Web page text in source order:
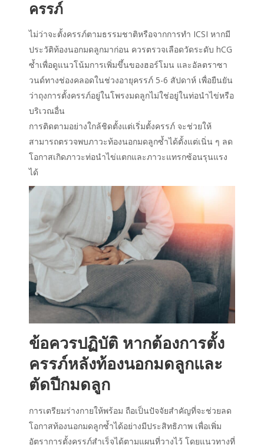
ครรภ์
ไม่ว่าจะตั้งครรภ์ตามธรรมชาติหรือจากการทำ ICSI หากมี
ประวัติท้องนอกมดลูกมาก่อน ควรตรวจเลือดวัดระดับ hCG
ซ้ำเพื่อดูแนวโน้มการเพิ่มขึ้นของฮอร์โมน และอัลตราซา
วนด์ทางช่องคลอดในช่วงอายุครรภ์ 5-6 สัปดาห์ เพื่อยืนยัน
ว่าถุงการตั้งครรภ์อยู่ในโพรงมดลูกไม่ใช่อยู่ในท่อนำไข่หรือ
บริเวณอื่น
การติดตามอย่างใกล้ชิดตั้งแต่เริ่มตั้งครรภ์ จะช่วยให้
สามารถตรวจพบภาวะท้องนอกมดลูกซ้ำได้ตั้งแต่เนิ่น ๆ ลด
โอกาสเกิดภาวะท่อนำไข่แตกและภาวะแทรกซ้อนรุนแรง
ได้
ข้อควรปฏิบัติ หากต้องการตั้ง
ครรภ์หลังท้องนอกมดลูกและ
ตัดปีกมดลูก
การเตรียมร่างกายให้พร้อม ถือเป็นปัจจัยสำคัญที่จะช่วยลด
โอกาสท้องนอกมดลูกซ้ำได้อย่างมีประสิทธิภาพ เพื่อเพิ่ม
อัตราการตั้งครรภ์สำเร็จได้ตามแผนที่วางไว้ โดยแนวทางที่